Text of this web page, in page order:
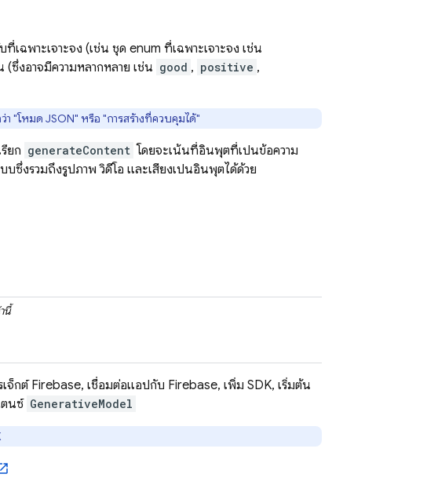
เฉพาะเจาะจง (เช่น ชุด enum ที่เฉพาะเจาะจง เช่น
ซึ่งอาจมีความหลากหลาย เช่น good , positive ,
า "โหมด JSON" หรือ "การสร้างที่ควบคุมได้"
ยก generateContent โดยจะเน้นที่อินพุตที่เป็นข้อความ
บซึ่งรวมถึงรูปภาพ วิดีโอ และเสียงเป็นอินพุตได้ด้วย
นี้
เจ็กต์ Firebase, เชื่อมต่อแอปกับ Firebase, เพิ่ม SDK, เริ่มต้น
นซ์ GenerativeModel